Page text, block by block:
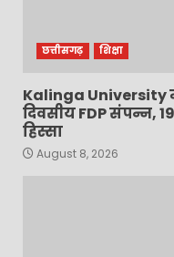
छत्तीसगढ़ शिक्षा
Kalinga University
दिवसीय FDP संपन्न,
हिस्सा
August 8, 2026